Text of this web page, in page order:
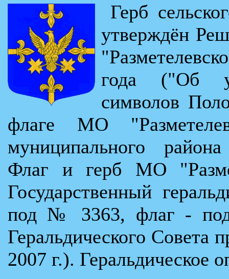
Герб
утверждён
года ("Об
символов
флаге МО
муниципального
Флаг и герб МО
Государственный
под № 3363, флаг -
Геральдического Совета
2007 г.). Геральдическое